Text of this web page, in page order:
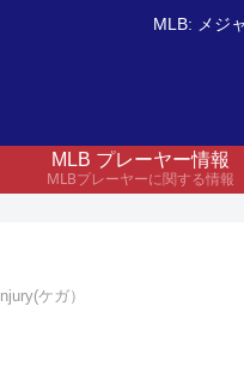
MLB: メジ
MLB プレーヤー情報
MLBプレーヤーに関する情報
Injury(ケガ）